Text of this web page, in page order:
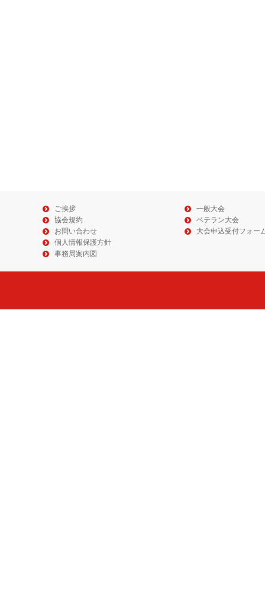
ご挨拶
協会規約
お問い合わせ
個人情報保護方針
事務局案内図
一般大会
ベテラン大会
大会申込受付フォー